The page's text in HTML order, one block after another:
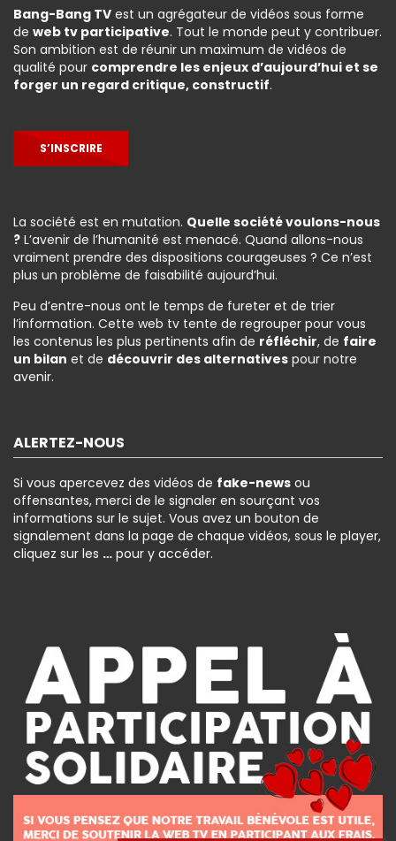
Bang-Bang TV est un agrégateur de vidéos sous forme
de web tv participative. Tout le monde peut y contribuer.
Son ambition est de réunir un maximum de vidéos de
qualité pour comprendre les enjeux d’aujourd’hui et se
forger un regard critique, constructif.
S’INSCRIRE
La société est en mutation. Quelle société voulons-nous
? L’avenir de l’humanité est menacé. Quand allons-nous
vraiment prendre des dispositions courageuses ? Ce n’est
plus un problème de faisabilité aujourd’hui.
Peu d’entre-nous ont le temps de fureter et de trier
l’information. Cette web tv tente de regrouper pour vous
les contenus les plus pertinents afin de réfléchir, de faire
un bilan et de découvrir des alternatives pour notre
avenir.
ALERTEZ-NOUS
Si vous apercevez des vidéos de fake-news ou
offensantes, merci de le signaler en sourçant vos
informations sur le sujet. Vous avez un bouton de
signalement dans la page de chaque vidéos, sous le player,
cliquez sur les … pour y accéder.